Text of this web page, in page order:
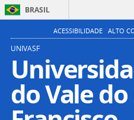
BRASIL
ACESSIBILIDADE ALTO
UNIVASF
do Vale do